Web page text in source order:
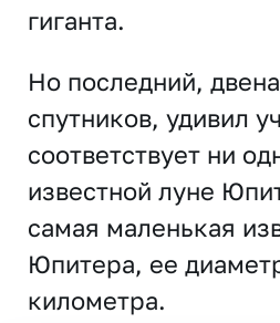
гиганта.
Но последний,
спутников, удивил
соответствует ни
известной луне
самая маленькая
Юпитера, ее
километра.